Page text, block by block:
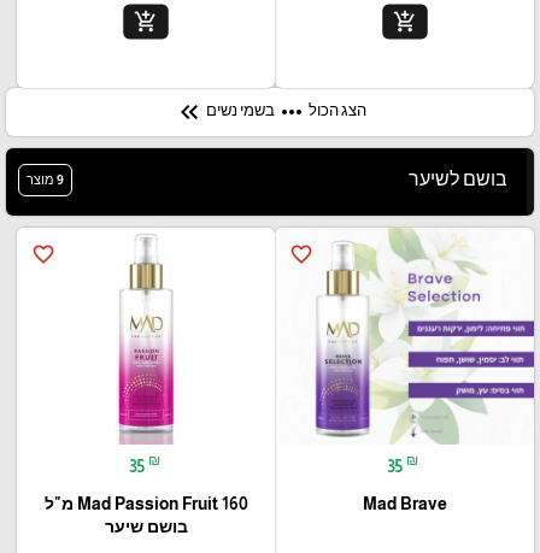
add_shopping_cart
add_shopping_cart
הצג הכול more_horiz בשמי נשים keyboard_double_arrow_left
בושם לשיער 9 מוצר
favorite_border
35 ₪
Mad Brave
favorite_border
35 ₪
Mad Passion Fruit 160 מ"ל
בושם שיער